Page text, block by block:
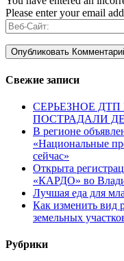
Please enter your email
Свежие записи
СЕРЬЕЗНОЕ
ПОСТРАДАЛИ
В регионе
«Национальные
сейчас»
Открыта
«КАРДО» во
Лучшая еда для
Как изменить вид
земельных
Рубрики